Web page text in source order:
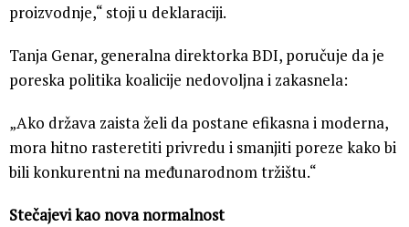
proizvodnje,“ stoji u deklaraciji.
Tanja Genar, generalna direktorka BDI, poručuje da je
poreska politika koalicije nedovoljna i zakasnela:
„Ako država zaista želi da postane efikasna i moderna,
mora hitno rasteretiti privredu i smanjiti poreze kako bi
bili konkurentni na međunarodnom tržištu.“
Stečajevi kao nova normalnost